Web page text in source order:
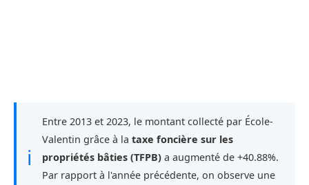
ℹ
Entre 2013 et 2023, le montant collecté par École-
Valentin grâce à la taxe foncière sur les
propriétés bâties (TFPB) a augmenté de +40.88%.
Par rapport à l'année précédente, on observe une